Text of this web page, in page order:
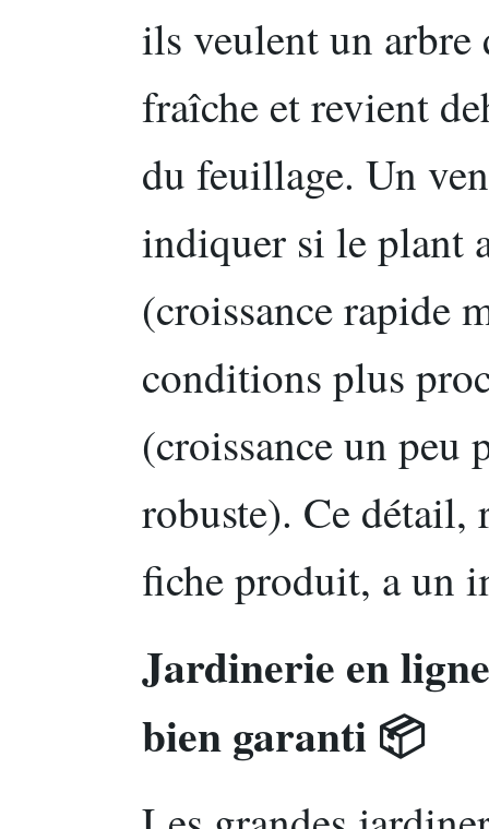
ils veulent un arbre
fraîche et revient
du feuillage. Un
indiquer si le plant
(croissance rapide
conditions plus
(croissance un peu
robuste). Ce détail,
fiche produit, a un
Jardinerie en
bien garanti 📦